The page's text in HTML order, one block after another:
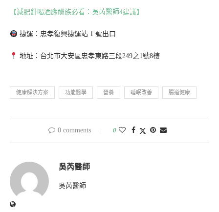
【減肥針喝酒應酬族必看：吳芮醫師4建議】
捷運：忠孝復興捷運站 1 號出口
地址：台北市大安區忠孝東路三段249之1號8樓
健康解決方案 功能醫學 營養 睡眠改善 腸道健康
0 comments 0
吳芮醫師
吳芮醫師